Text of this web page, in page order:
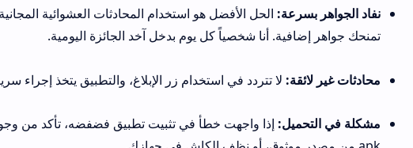
بسرعة:الحل الأفضل هو استخدام المحادثات العشوائية المجانية، والمشاركة في
إضافية. أنا شخصياً كل يوم بدخل آخد الجائزة اليومية.
لا تتردد في استخدام زر الإبلاغ، والتطبيق يتخذ إجراء سريعاً. في خاصية كتم
إذا واجهت خطأ في تثبيت تطبيق فضفضه، تأكد من وجود مساحة كافية،